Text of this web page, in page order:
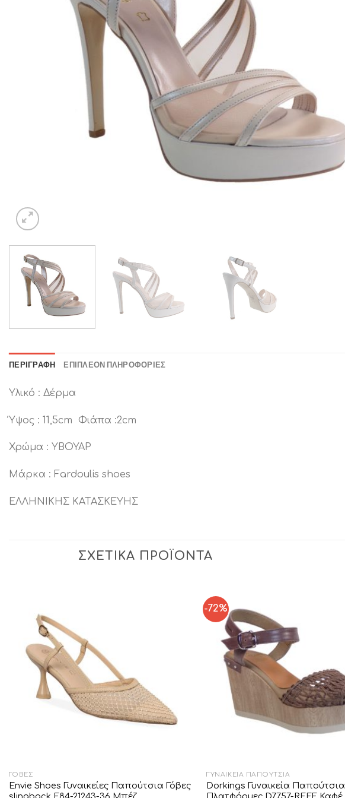
ΠΕΡΙΓΡΑΦΉ ΕΠΙΠΛΈΟΝ ΠΛΗΡΟΦΟΡΊΕΣ
Υλικό : Δέρμα
Ύψος : 11,5cm Φιάπα :2cm
Χρώμα : ΥΒΟΥΑΡ
Μάρκα : Fardoulis shoes
ΕΛΛΗΝΙΚΗΣ ΚΑΤΑΣΚΕΥΗΣ
ΣΧΕΤΙΚΆ ΠΡΟΪΌΝΤΑ
ΓΌΒΕΣ
Envie Shoes Γυναικείες Παπούτσια Γόβες
-72%
ΓΥΝΑΙΚΕΊΑ ΠΑΠΟΎΤΣΙΑ
Dorkings Γυναικεία Παπούτσια